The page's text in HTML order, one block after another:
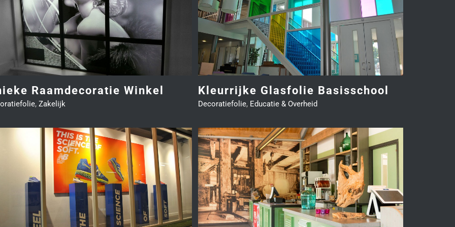
Raamdecoratie Winkel
,Zakelijk
Kleurrijke Glasfolie Basisschool
Decoratiefolie Educatie & Overheid
Kleurrijke Glasfolie Basisschool
Decoratiefolie, Educatie & Overheid
Fotobehang Restaurant
Fotowand & Naadloos behang Hospitality